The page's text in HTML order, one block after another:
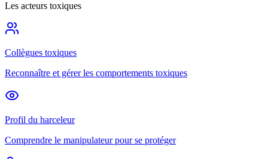
Les acteurs toxiques
Collègues toxiques
Reconnaître et gérer les comportements toxiques
Profil du harceleur
Comprendre le manipulateur pour se protéger